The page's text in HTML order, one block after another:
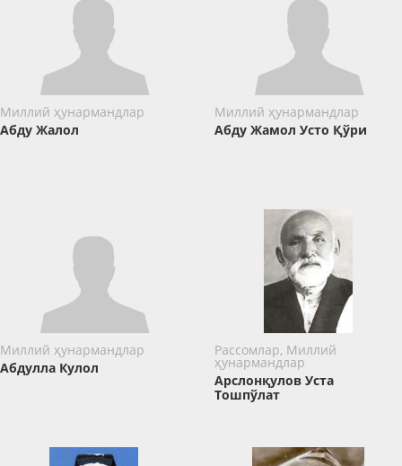
Миллий ҳунармандлар
Абду Жалол
Миллий ҳунармандлар
Абду Жамол Усто Қўри
Миллий ҳунармандлар
Абдулла Кулол
Рассомлар, Миллий
ҳунармандлар
Арслонқулов Уста
Тошпўлат